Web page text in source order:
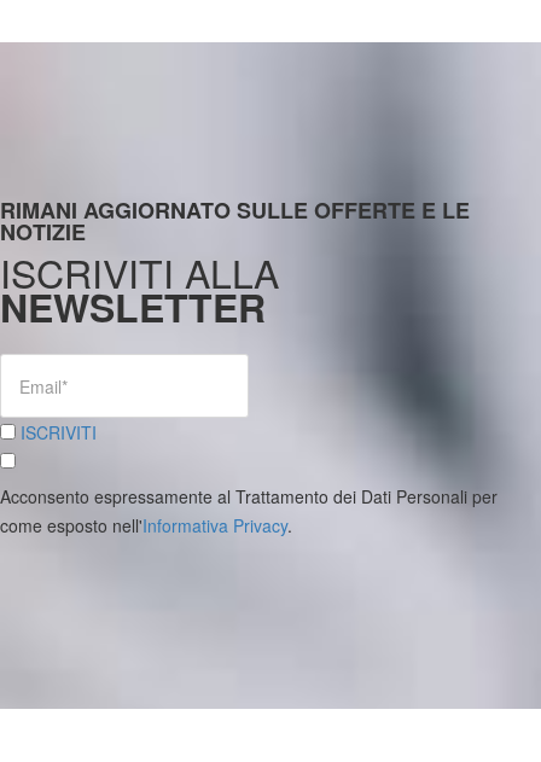
RIMANI AGGIORNATO SULLE OFFERTE E LE
NOTIZIE
ISCRIVITI ALLA
NEWSLETTER
ISCRIVITI
Acconsento espressamente al Trattamento dei Dati Personali per
come esposto nell'Informativa Privacy.